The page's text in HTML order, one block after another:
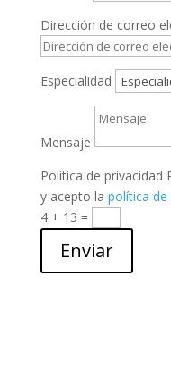
Dirección de correo
Especialidad
Mensaje
Política de privacidad
y acepto la política de
4 + 13 =
Enviar